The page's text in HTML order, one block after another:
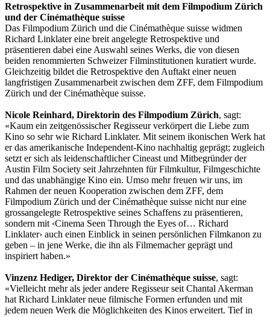
Retrospektive in Zusammenarbeit mit dem Filmpodium Zürich
und der Cinémathèque suisse
Das Filmpodium Zürich und die Cinémathèque suisse widmen
Richard Linklater eine breit angelegte Retrospektive und
präsentieren dabei eine Auswahl seines Werks, die von diesen
beiden renommierten Schweizer Filminstitutionen kuratiert wurde.
Gleichzeitig bildet die Retrospektive den Auftakt einer neuen
langfristigen Zusammenarbeit zwischen dem ZFF, dem Filmpodium
Zürich und der Cinémathèque suisse.
Nicole Reinhard, Direktorin des Filmpodium Zürich, sagt:
«Kaum ein zeitgenössischer Regisseur verkörpert die Liebe zum
Kino so sehr wie Richard Linklater. Mit seinem ikonischen Werk hat
er das amerikanische Independent-Kino nachhaltig geprägt; zugleich
setzt er sich als leidenschaftlicher Cineast und Mitbegründer der
Austin Film Society seit Jahrzehnten für Filmkultur, Filmgeschichte
und das unabhängige Kino ein. Umso mehr freuen wir uns, im
Rahmen der neuen Kooperation zwischen dem ZFF, dem
Filmpodium Zürich und der Cinémathèque suisse nicht nur eine
grossangelegte Retrospektive seines Schaffens zu präsentieren,
sondern mit ‹Cinema Seen Through the Eyes of… Richard
Linklater› auch einen Einblick in seinen persönlichen Filmkanon zu
geben – in jene Werke, die ihn als Filmemacher geprägt und
inspiriert haben.»
Vinzenz Hediger, Direktor der Cinémathèque suisse, sagt:
«Vielleicht mehr als jeder andere Regisseur seit Chantal Akerman
hat Richard Linklater neue filmische Formen erfunden und mit
jedem neuen Werk die Möglichkeiten des Kinos erweitert. Tief in